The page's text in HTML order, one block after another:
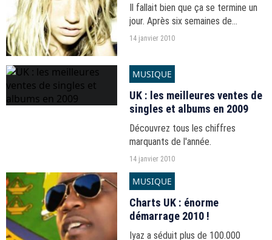
Il fallait bien que ça se termine un
jour. Après six semaines de
domination sans faille, Susan Boyle
meilleures ventes d'albums...
14 janvier 2010
MUSIQUE
UK : les meilleures ventes de
singles et albums en 2009
Découvrez tous les chiffres
marquants de l'année.
14 janvier 2010
MUSIQUE
Charts UK : énorme
démarrage 2010 !
Iyaz a séduit plus de 100.000